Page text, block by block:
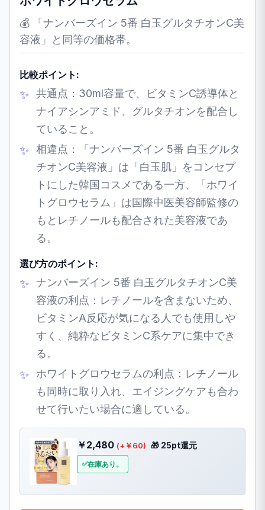
💰 「ナンバーズイン 5番 白玉グルタチオンC美
容液」と同等の価格帯。
比較ポイント:
共通点：30ml容量で、ビタミンC誘導体と
ナイアシンアミド、グルタチオンを配合し
ていること。
相違点：「ナンバーズイン 5番 白玉グルタ
チオンC美容液」は「白玉肌」をコンセプ
トにした韓国コスメである一方、「ホワイ
トグロウセラム」は国際中医美容師監修の
もとレチノールも配合された美容液であ
る。
選び方のポイント:
ナンバーズイン 5番 白玉グルタチオンC美
容液の利点：レチノールを含まないため、
ビタミンA反応が気になる人でも使用しや
すく、純粋なビタミンC系ケアに集中でき
る。
ホワイトグロウセラムの利点：レチノール
も同時に取り入れ、エイジングケアも合わ
せて行いたい場合に適している。
￥2,480 (+￥60) 🎁 25pt還元
在庫あり。